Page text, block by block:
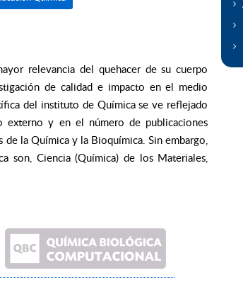
relevancia del quehacer de su cuerpo
de calidad e impacto en el medio
del instituto de Química se ve reflejado
externo y en el número de publicaciones
la Química y la Bioquímica. Sin embargo,
son, Ciencia (Química) de los Materiales,